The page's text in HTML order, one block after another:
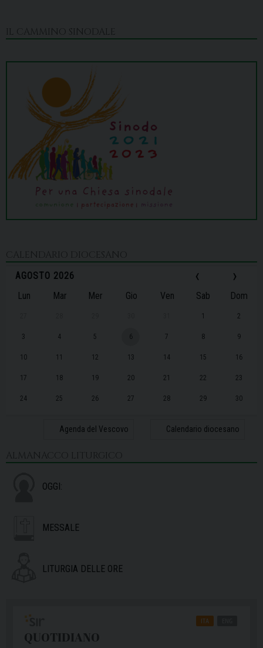
IL CAMMINO SINODALE
CALENDARIO DIOCESANO
‹
AGOSTO 2026 ›
Lun Mar Mer Gio Ven Sab Dom
1 2
3 4 5 6 7 8 9
10 11 12 13 14 15 16
17 18 19 20 21 22 23
24 25 26 27 28 29 30
Agenda del Vescovo Calendario diocesano
ALMANACCO LITURGICO
OGGI:
MESSALE
LITURGIA DELLE ORE